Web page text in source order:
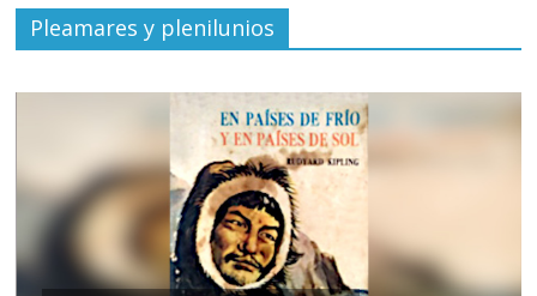
Pleamares y plenilunios